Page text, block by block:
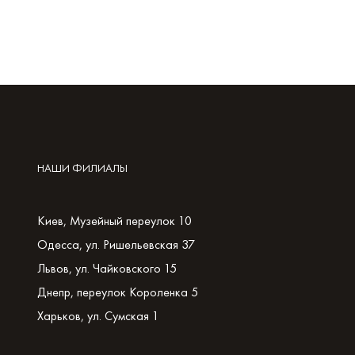
НАШИ ФИЛИАЛЫ
Киев, Музейный переулок 10
Одесса, ул. Ришельевская 37
Львов, ул. Чайковского 15
Днепр, переулок Короленка 5
Харьков, ул. Сумская 1